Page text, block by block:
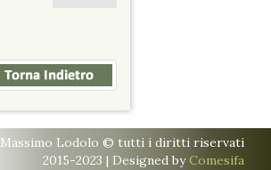
Massimo Lodolo © tutti i diritti riservati
2015-2023 | Designed byComesifa